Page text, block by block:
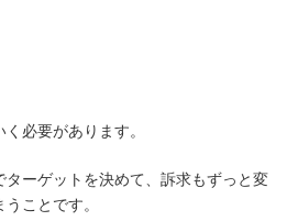
必要があります。
ーゲットを決めて、訴求もずっと変
ことです。